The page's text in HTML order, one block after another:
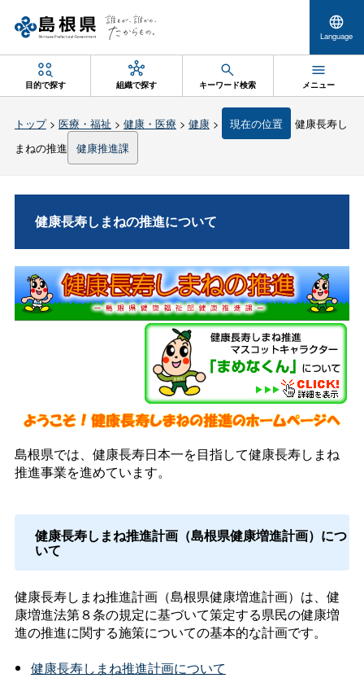
Language
目的で探す 組織で探す キーワード検索 メニュー
トップ> 医療・福祉 > 健康・医療 > 健康> 現在の位置
健康長寿し
まねの推進
健康推進課
健康長寿しまねの推進について
島根県では、健康長寿日本一を目指して健康長寿しまね
推進事業を進めています。
健康長寿しまね推進計画（島根県健康増進計画）につ
いて
健康長寿しまね推進計画（島根県健康増進計画）は、健
康増進法第８条の規定に基づいて策定する県民の健康増
進の推進に関する施策についての基本的な計画です。
健康長寿しまね推進計画について